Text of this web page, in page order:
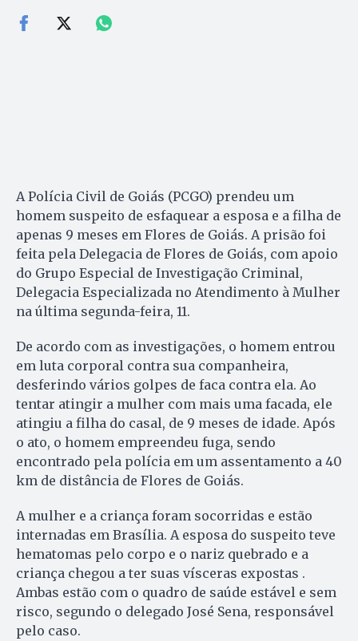
A Polícia Civil de Goiás (PCGO) prendeu um
homem suspeito de esfaquear a esposa e a filha de
apenas 9 meses em Flores de Goiás. A prisão foi
feita pela Delegacia de Flores de Goiás, com apoio
do Grupo Especial de Investigação Criminal,
Delegacia Especializada no Atendimento à Mulher
na última segunda-feira, 11.
De acordo com as investigações, o homem entrou
em luta corporal contra sua companheira,
desferindo vários golpes de faca contra ela. Ao
tentar atingir a mulher com mais uma facada, ele
atingiu a filha do casal, de 9 meses de idade. Após
o ato, o homem empreendeu fuga, sendo
encontrado pela polícia em um assentamento a 40
km de distância de Flores de Goiás.
A mulher e a criança foram socorridas e estão
internadas em Brasília. A esposa do suspeito teve
hematomas pelo corpo e o nariz quebrado e a
criança chegou a ter suas vísceras expostas .
Ambas estão com o quadro de saúde estável e sem
risco, segundo o delegado José Sena, responsável
pelo caso.